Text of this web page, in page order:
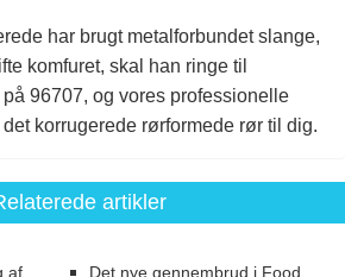
har brugt metalforbundet slange,
komfuret, skal han ringe til
96707, og vores professionelle
korrugerede rørformede rør til dig.
artikler
af
Det nye gennembrud i Food